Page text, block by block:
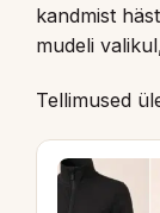
kandmist
mudeli
Tellimused